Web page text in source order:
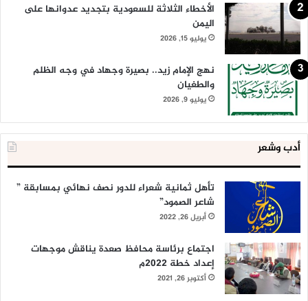
الأخطاء الثلاثة للسعودية بتجديد عدوانها على
اليمن
يوليو 15, 2026
نهج الإمام زيد.. بصيرة وجهاد في وجه الظلم
والطغيان
يوليو 9, 2026
أدب وشعر
تأهل ثمانية شعراء للدور نصف نهائي بمسابقة ”
شاعر الصمود”
أبريل 26, 2022
اجتماع برئاسة محافظ صعدة يناقش موجهات
إعداد خطة 2022م
أكتوبر 26, 2021